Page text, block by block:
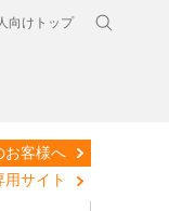
向けトップ
お客様へ
サイト